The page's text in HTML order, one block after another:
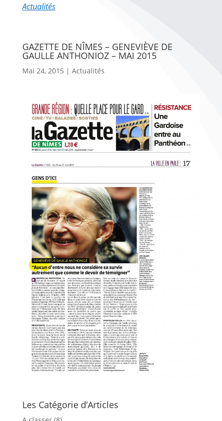
Actualités
GAZETTE DE NÎMES – GENEVIÈVE DE
GAULLE ANTHONIOZ – MAI 2015
Mai 24, 2015 | Actualités
Les Catégorie d’Articles